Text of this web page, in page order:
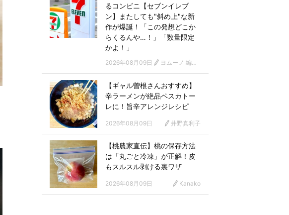
るコンビニ【セブンイレブ
ン】またしても"斜め上"な新
作が爆誕！「この発想どこか
らくるんや…！」「数量限定
かよ！」
2026年08月09日 ヨムーノ 編集部
【ギャル曽根さんおすすめ】
辛ラーメンが絶品ペスカトー
レに！旨辛アレンジレシピ
2026年08月09日 井野真利子
【桃農家直伝】桃の保存方法
は「丸ごと冷凍」が正解！皮
もスルスル剥ける裏ワザ
2026年08月09日 Kanako